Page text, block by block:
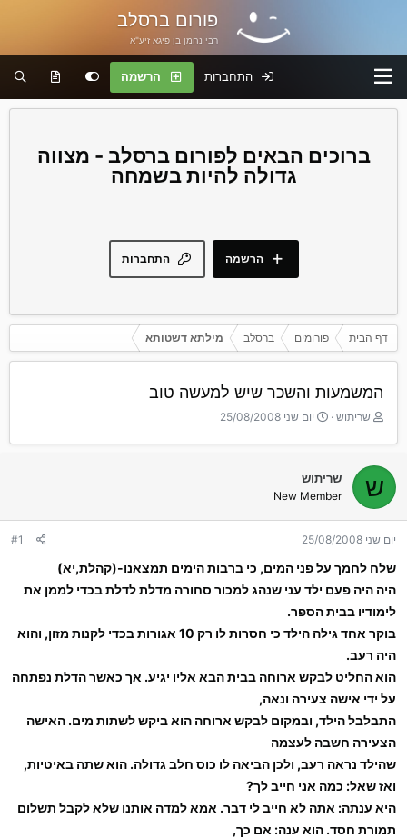
פורום ברסלב
רבי נחמן בן פיגא זיע"א
התחברות הרשמה
פורום ברסלב - מצווה
גדולה להיות בשמחה
התחברות הרשמה
דף הבית פורומים ברסלב מילתא דשטותא
המשמעות והשכר שיש למעשה טוב
T
r
e
a
d
a
r
e
r
שריתוש
ת
ר
ך
ה
ל
ה
יום שני 25/08/2008
ש שריתוש
New Member
יום שני 25/08/2008 #1
שלח לחמך על פני המים, כי ברבות הימים תמצאנו-(קהלת,יא)
היה היה פעם ילד עני שנהג למכור סחורה מדלת לדלת בכדי לממן את
לימודיו בבית הספר.
בוקר אחד גילה הילד כי חסרות לו רק 10 אגורות בכדי לקנות מזון, והוא
היה רעב.
הוא החליט לבקש ארוחה בבית הבא אליו יגיע. אך כאשר הדלת נפתחה
על ידי אישה צעירה ונאה,
התבלבל הילד, ובמקום לבקש ארוחה הוא ביקש לשתות מים. האישה
הצעירה חשבה לעצמה
שהילד נראה רעב, ולכן הביאה לו כוס חלב גדולה. הוא שתה באיטיות,
ואז שאל: כמה אני חייב לך?
היא ענתה: אתה לא חייב לי דבר. אמא למדה אותנו שלא לקבל תשלום
תמורת חסד. הוא ענה: אם כך,